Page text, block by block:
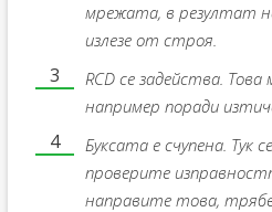
мрежата, в резултат
излезе от строя.
RCD се задейства. Това
например поради
Буксата е счупена. Тук
проверите
направите това,